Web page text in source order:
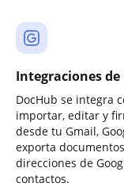
Integraciones de
DocHub se integra
importar, editar y
desde tu Gmail,
exporta
direcciones de
contactos.